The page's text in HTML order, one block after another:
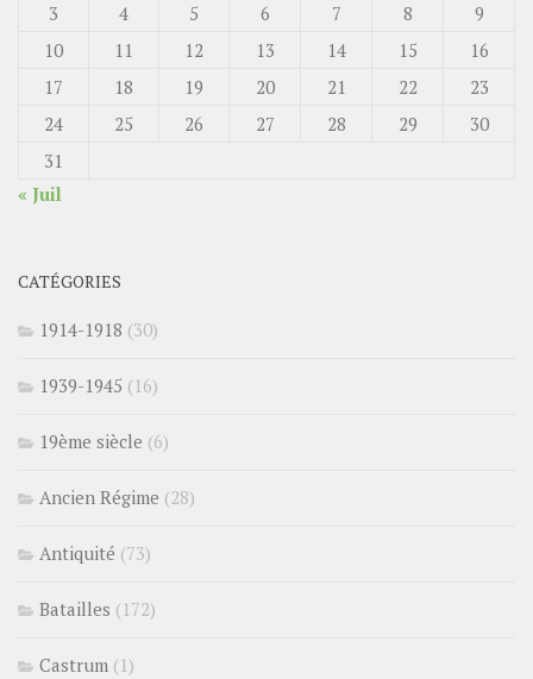
3
4 5 6 7 8
9
10
11 12 13 14 15
16
17
18 19 20 21 22
23
24
25 26 27 28 29
30
31
« Juil
CATÉGORIES
1914-1918 (30)
1939-1945 (16)
19ème siècle (6)
Ancien Régime (28)
Antiquité (73)
Batailles (172)
Castrum (1)